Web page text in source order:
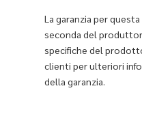
La garanzia per
seconda del
specifiche del
clienti per ulteriori
della garanzia.